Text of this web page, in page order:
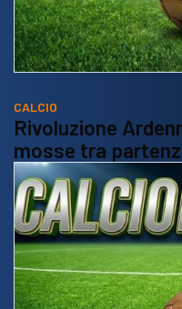
CALCIO
Rivoluzione
mosse tra